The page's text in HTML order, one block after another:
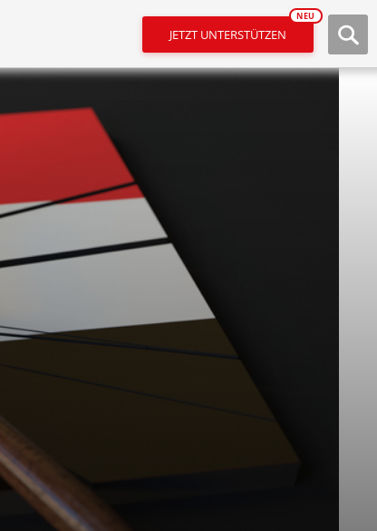
JETZT UNTERSTÜTZEN
NEU